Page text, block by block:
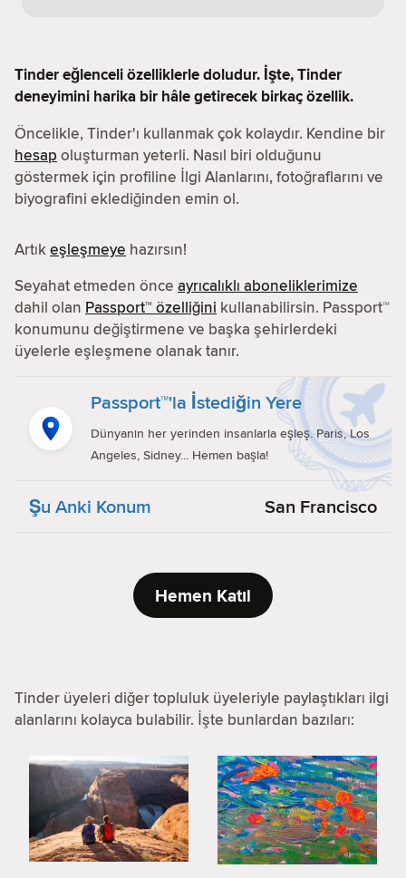
Tinder eğlenceli özelliklerle doludur. İşte, Tinder
deneyimini harika bir hâle getirecek birkaç özellik.
Öncelikle, Tinder'ı kullanmak çok kolaydır. Kendine bir
hesap oluşturman yeterli. Nasıl biri olduğunu
göstermek için profiline İlgi Alanlarını, fotoğraflarını ve
biyografini eklediğinden emin ol.
Artıkeşleşmeye hazırsın!
Seyahat etmeden önce ayrıcalıklı aboneliklerimize
dahil olan Passport™ özelliğini kullanabilirsin. Passport™
konumunu değiştirmene ve başka şehirlerdeki
üyelerle eşleşmene olanak tanır.
Passport™'la İstediğin Yere
Dünyanın her yerinden insanlarla eşleş. Paris, Los
Angeles, Sidney... Hemen başla!
Şu Anki Konum San Francisco
Hemen Katıl
Tinder üyeleri diğer topluluk üyeleriyle paylaştıkları ilgi
alanlarını kolayca bulabilir. İşte bunlardan bazıları: